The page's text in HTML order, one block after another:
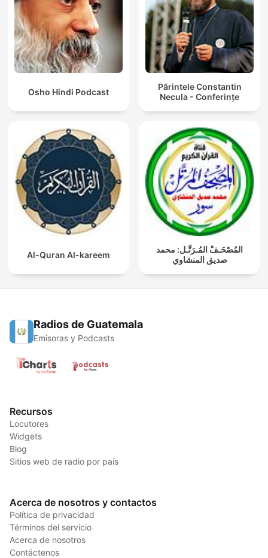
Osho Hindi Podcast
Părintele Constantin
Necula - Conferințe
Al-Quran Al-kareem
المُصْحَـفْ المُـرَتَّـل: محمد
صديق المنشاوي
Radios de Guatemala
Emisoras y Podcasts
Recursos
Locutores
Widgets
Blog
Sitios web de radio por país
Acerca de nosotros y contactos
Política de privacidad
Términos del servicio
Acerca de nosotros
Contáctenos